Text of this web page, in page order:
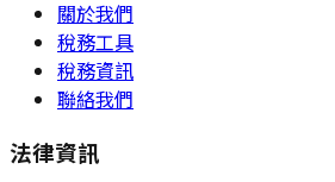
關於我們
稅務工具
稅務資訊
聯絡我們
法律資訊